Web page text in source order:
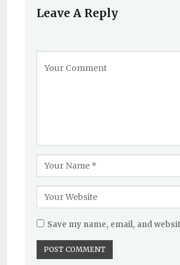
Leave A Reply
Save my name, email, and